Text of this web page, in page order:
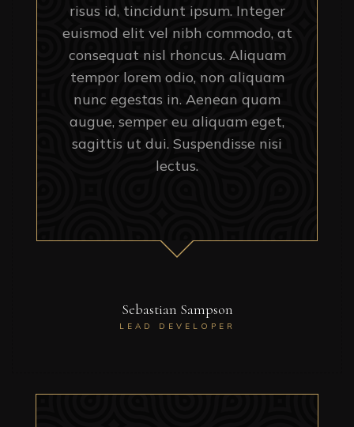
risus id, tincidunt ipsum. Integer
euismod elit vel nibh commodo, at
consequat nisl rhoncus. Aliquam
tempor lorem odio, non aliquam
nunc egestas in. Aenean quam
augue, semper eu aliquam eget,
sagittis ut dui. Suspendisse nisi
lectus.
Sebastian Sampson
LEAD DEVELOPER